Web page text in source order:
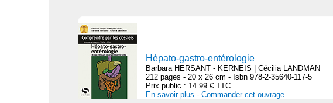
Hépato-gastro-entérologie
Barbara HERSANT - KERNEIS | Cécilia LANDMAN
212 pages - 20 x 26 cm - Isbn 978-2-35640-117-5
Prix public : 14.99 € TTC
En savoir plus - Commander cet ouvrage